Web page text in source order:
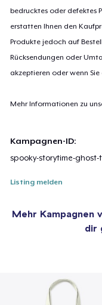
bedrucktes oder defektes
erstatten Ihnen den
Produkte jedoch auf
Rücksendungen oder
akzeptieren oder wenn
Mehr Informationen zu
Kampagnen-ID:
spooky-storytime-ghost-
Listing melden
Mehr Kampagnen
dir